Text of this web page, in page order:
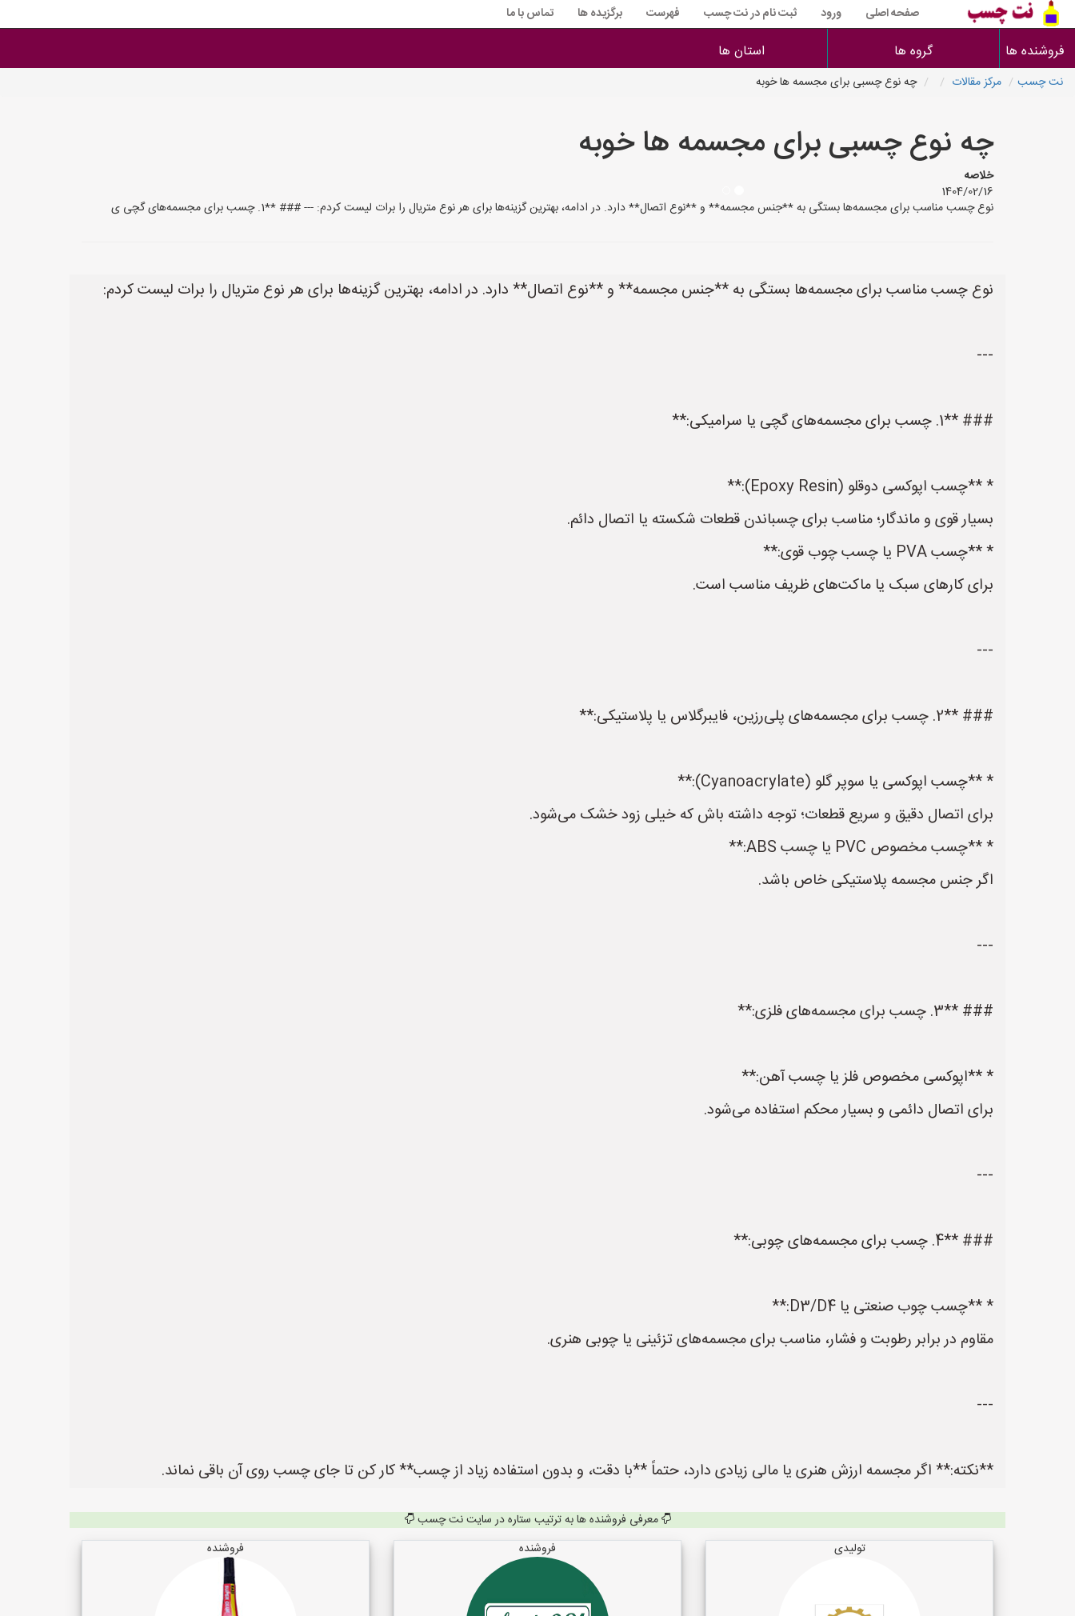
صفحه اصلی ورود ثبت نام در نت چسب فهرست برگزیده ها تماس با ما
فروشنده ها گروه ها استان ها
نت چسب مرکز مقالات چه نوع چسبی برای مجسمه ها خوبه
چه نوع چسبی برای مجسمه ها خوبه
خلاصه
1404/02/16
نوع چسب مناسب برای مجسمه‌ها بستگی به **جنس مجسمه** و **نوع اتصال** دارد. در ادامه، بهترین گزینه‌ها برای هر نوع متریال را برات لیست کردم: --- ### **1. چسب برای مجسمه‌های گچی ی
نوع چسب مناسب برای مجسمه‌ها بستگی به **جنس مجسمه** و **نوع اتصال** دارد. در ادامه، بهترین گزینه‌ها برای هر نوع متریال را برات لیست کردم:
---
### **1. چسب برای مجسمه‌های گچی یا سرامیکی:**
* **چسب اپوکسی دوقلو (Epoxy Resin):**
بسیار قوی و ماندگار؛ مناسب برای چسباندن قطعات شکسته یا اتصال دائم.
* **چسب PVA یا چسب چوب قوی:**
برای کارهای سبک یا ماکت‌های ظریف مناسب است.
---
### **2. چسب برای مجسمه‌های پلی‌رزین، فایبرگلاس یا پلاستیکی:**
* **چسب اپوکسی یا سوپر گلو (Cyanoacrylate):**
برای اتصال دقیق و سریع قطعات؛ توجه داشته باش که خیلی زود خشک می‌شود.
* **چسب مخصوص PVC یا چسب ABS:**
اگر جنس مجسمه پلاستیکی خاص باشد.
---
### **3. چسب برای مجسمه‌های فلزی:**
* **اپوکسی مخصوص فلز یا چسب آهن:**
برای اتصال دائمی و بسیار محکم استفاده می‌شود.
---
### **4. چسب برای مجسمه‌های چوبی:**
* **چسب چوب صنعتی یا D3/D4:**
مقاوم در برابر رطوبت و فشار، مناسب برای مجسمه‌های تزئینی یا چوبی هنری.
---
**نکته:** اگر مجسمه ارزش هنری یا مالی زیادی دارد، حتماً **با دقت، و بدون استفاده زیاد از چسب** کار کن تا جای چسب روی آن باقی نماند.
معرفی فروشنده ها به ترتیب ستاره در سایت نت چسب
تولیدی
فروشنده فروشنده